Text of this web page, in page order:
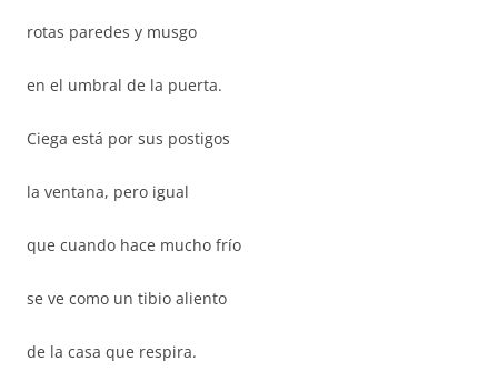
rotas paredes y musgo
en el umbral de la puerta.
Ciega está por sus postigos
la ventana, pero igual
que cuando hace mucho frío
se ve como un tibio aliento
de la casa que respira.